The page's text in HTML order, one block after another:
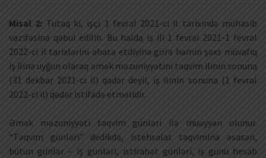
Misal 2: Tutaq ki, işçi 1 fevral 2021-ci il tarixində mühasib
vəzifəsinə qəbul edilib. Bu halda iş ili 1 fevral 2021-1 fevral
2022-ci il tarixlərini əhatə etdiyinə görə həmin şəxs müvafiq
iş ilinə uyğun olaraq əmək məzuniyyətini təqvim ilinin sonuna
(31 dekbar 2021-ci il) qədər deyil, iş ilinin sonuna (1 fevral
2022-ci il) qədər istifadə etməlidir.
Əmək məzuniyyəti təqvim günləri ilə müəyyən olunur.
“Təqvim günləri” dedikdə, istehsalat təqviminə əsasən,
bütün günlər – iş günləri, istirahət günləri, iş günü hesab